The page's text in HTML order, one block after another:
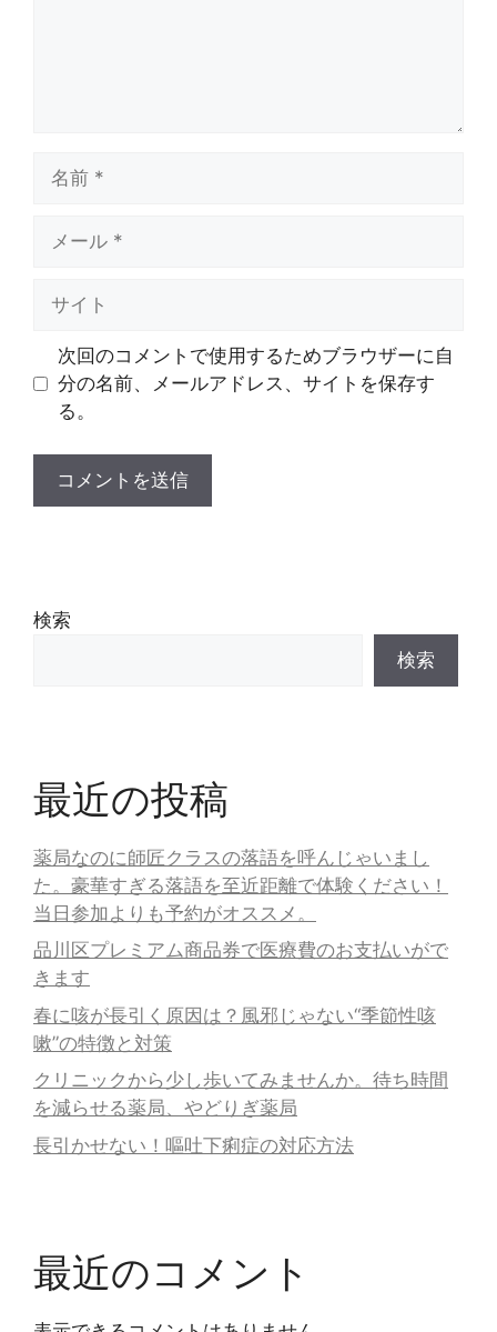
次回のコメントで使用するためブラウザーに自
分の名前、メールアドレス、サイトを保存す
る。
検索
検索
最近の投稿
薬局なのに師匠クラスの落語を呼んじゃいまし
た。豪華すぎる落語を至近距離で体験ください！
当日参加よりも予約がオススメ。
品川区プレミアム商品券で医療費のお支払いがで
きます
春に咳が長引く原因は？風邪じゃない“季節性咳
嗽”の特徴と対策
クリニックから少し歩いてみませんか。待ち時間
を減らせる薬局、やどりぎ薬局
長引かせない！嘔吐下痢症の対応方法
最近のコメント